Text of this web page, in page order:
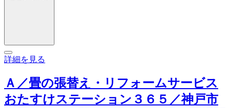
詳細を見る
Ａ／畳の張替え・リフォームサービス
おたすけステーション３６５／神戸市